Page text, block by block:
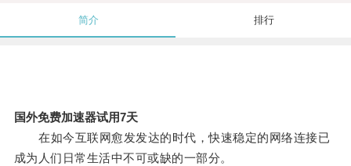
简介 排行
国外免费加速器试用7天
在如今互联网愈发发达的时代，快速稳定的网络连接已
成为人们日常生活中不可或缺的一部分。